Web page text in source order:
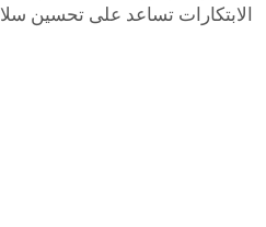
الابتكارات تساعد على تحسين